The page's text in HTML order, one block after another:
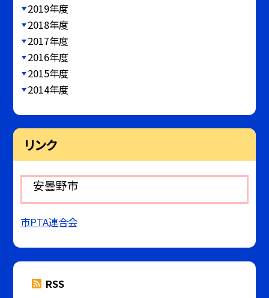
2019年度
2018年度
2017年度
2016年度
2015年度
2014年度
リンク
安曇野市
市PTA連合会
RSS